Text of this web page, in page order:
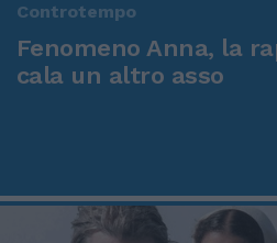
Controtempo
Fenomeno Anna, la
cala un altro asso